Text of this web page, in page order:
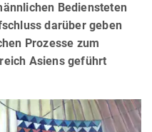
Bediensteten
darüber geben
Prozesse zum
Asiens geführt